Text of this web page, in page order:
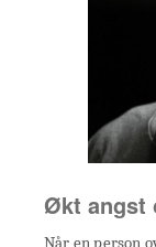
Økt angst